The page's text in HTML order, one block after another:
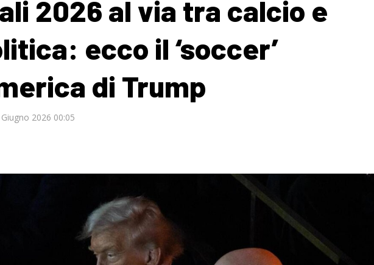
2026 al via tra calcio e
ecco il ‘soccer’
di Trump
2026 00:05